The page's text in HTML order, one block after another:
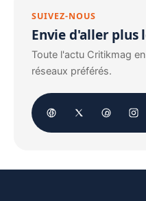
SUIVEZ-NOUS
Envie d'aller plus
Toute l'actu Critikmag
réseaux préférés.